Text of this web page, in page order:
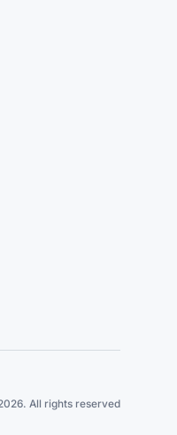
All rights reserved